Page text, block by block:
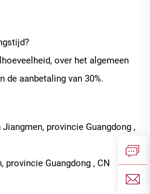
over het algemeen
de aanbetaling van 30%.
provincie Guangdong ,
provincie Guangdong , CN